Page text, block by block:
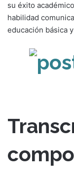
su éxito
habilidad
educación básica